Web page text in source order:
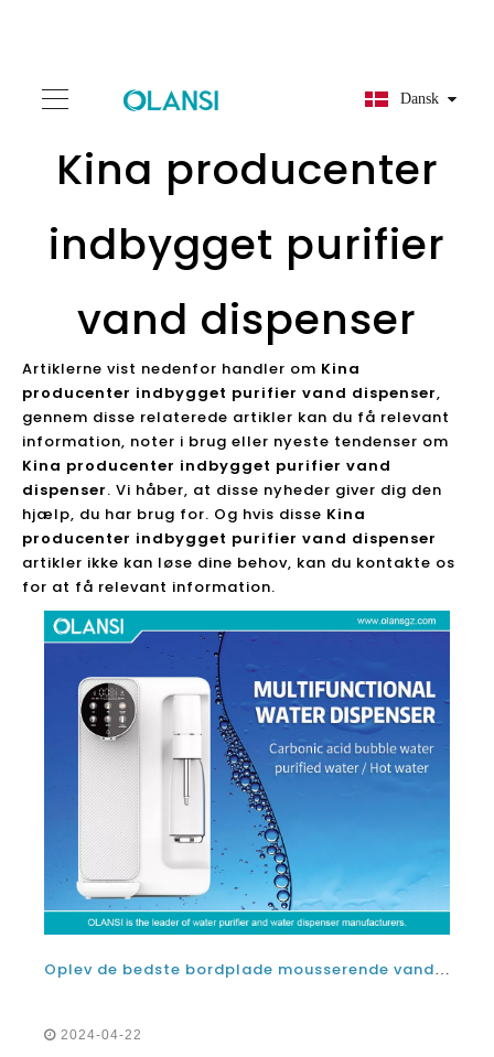
Dansk
Kina producenter
indbygget purifier
vand dispenser
Artiklerne vist nedenfor handler om Kina
producenter indbygget purifier vand dispenser,
gennem disse relaterede artikler kan du få relevant
information, noter i brug eller nyeste tendenser om
Kina producenter indbygget purifier vand
dispenser. Vi håber, at disse nyheder giver dig den
hjælp, du har brug for. Og hvis disse Kina
producenter indbygget purifier vand dispenser
artikler ikke kan løse dine behov, kan du kontakte os
for at få relevant information.
Oplev de bedste bordplade mousserende vandmaskinsmærker: hvilket er den bedste mousserende vandproducent
2024-04-22